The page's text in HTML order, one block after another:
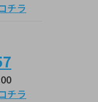
チラ
チラ